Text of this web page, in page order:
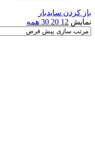
باز کردن سایدبار
نمایش 12
20
30 همه